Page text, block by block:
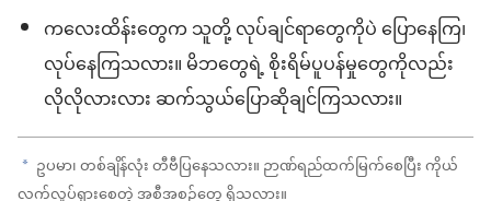
ကလေးထိန်းတွေက သူတို့ လုပ်ချင်ရာတွေကိုပဲ ပြောနေကြ၊
လုပ်နေကြသလား။ မိဘတွေရဲ့ စိုးရိမ်ပူပန်မှုတွေကိုလည်း
လိုလိုလားလား ဆက်သွယ်ပြောဆိုချင်ကြသလား။
a ဥပမာ၊ တစ်ချိန်လုံး တီဗီပြနေသလား။ ဉာဏ်ရည်ထက်မြက်စေပြီး ကိုယ်